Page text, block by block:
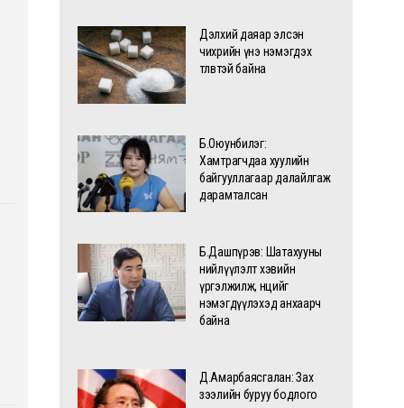
Дэлхий даяар элсэн
чихрийн үнэ нэмэгдэх
төлөвтэй байна
Б.Оюунбилэг:
Хамтрагчдаа хуулийн
байгууллагаар далайлгаж
дарамталсан
Б.Дашпүрэв: Шатахууны
нийлүүлэлт хэвийн
үргэлжилж, нөөцийг
нэмэгдүүлэхэд анхаарч
байна
Д.Амарбаясгалан: Зах
зээлийн буруу бодлого